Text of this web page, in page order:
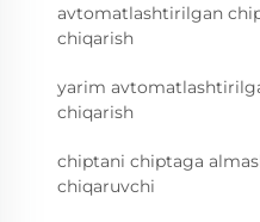
avtomatlashtirilgan
chiqarish
yarim
chiqarish
chiptani chiptaga
chiqaruvchi